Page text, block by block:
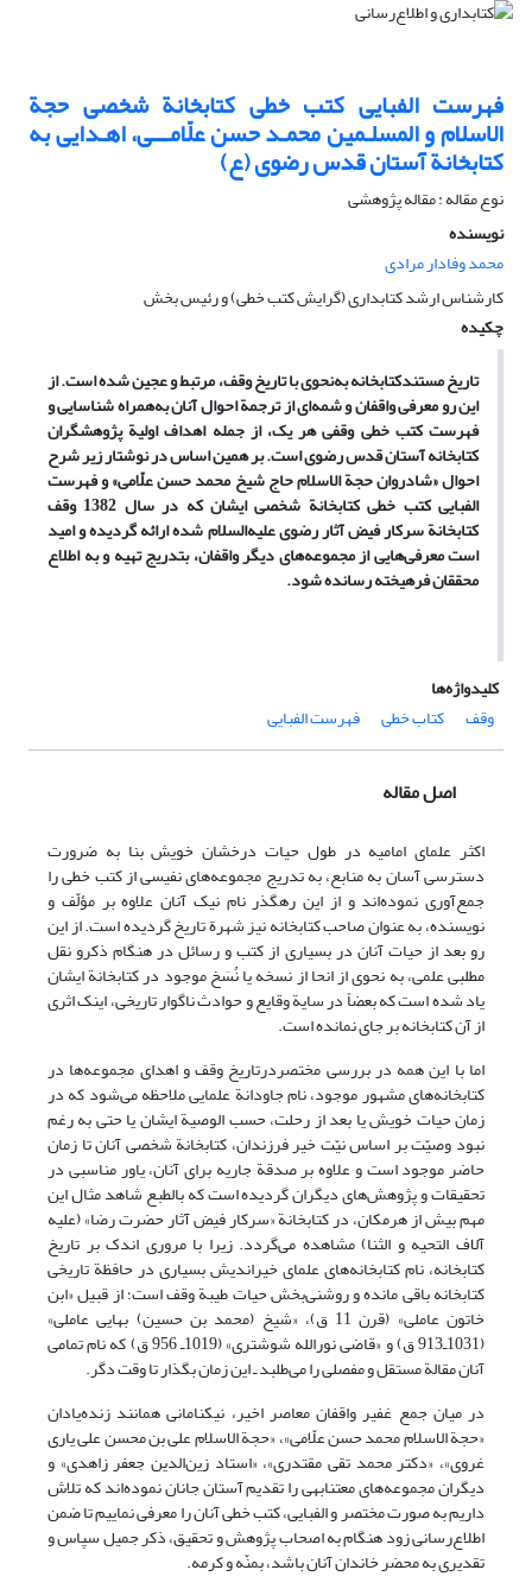
فهرست الفبایی کتب خطی کتابخانة شخصی حجة
الاسلام و المسلـمین محمـد حسن علّامـــی، اهـدایی به
کتابخانة آستان قدس رضوی (ع)
نوع مقاله : مقاله پژوهشی
نویسنده
محمد وفادار مرادی
کارشناس ارشد کتابداری (گرایش کتب خطی) و رئیس بخش
چکیده
تاریخ مستندکتابخانه به‌نحوی با تاریخ وقف، مرتبط و عجین شده است. از
این رو معرفی واقفان و شمه‌ای از ترجمة احوال آنان به‌همراه شناسایی و
فهرست کتب خطی وقفی هر یک، از جمله اهداف اولیة پژوهشگران
کتابخانه آستان قدس رضوی است. بر همین اساس در نوشتار زیر شرح
احوال «شادروانحجةالاسلام حاج شیخ محمد حسن علّامی» و فهرست
الفبایی کتب خطی کتابخانة‌ شخصی ایشان که در سال 1382 وقف
کتابخانة سرکار فیض آثار رضوی علیه‌السلام شده ارائه گردیده و امید
است معرفی‌هایی از مجموعه‌های دیگر واقفان، بتدریج تهیه و به اطلاع
محققان فرهیخته رسانده شود.
کلیدواژه‌ها
وقف
کتاب خطی فهرست الفبایی
اصل مقاله
اکثر علمای امامیه در طول حیات درخشان خویش بنا به ضرورت
دسترسی آسان به منابع، به تدریج مجموعه‌های نفیسی از کتب خطی را
جمع‌آوری نموده‌اند و از این رهگذر نام نیک آنان علاوه بر مؤلّف و
نویسنده، به عنوان صاحب کتابخانه نیز شهرة تاریخ گردیده است. از این
رو بعد از حیات آنان در بسیاری از کتب و رسائل در هنگام ذکرو نقل
مطلبی علمی، به نحوی از انحا از نسخه یا نُسَخ موجود در کتابخانة ایشان
یاد شده است که بعضاً در سایة وقایع و حوادث ناگوار تاریخی، اینک اثری
از آن کتابخانه بر جای نمانده است.
اما با این همه در بررسی مختصردرتاریخ وقف و اهدای مجموعه‌ها در
کتابخانه‌های مشهور موجود، نام جاودانة علمایی ملاحظه می‌شود که در
زمان حیات خویش یا بعد از رحلت، حسب الوصیة ایشان یا حتی به رغم
نبود وصیّت بر اساس نیّت خیر فرزندان، کتابخانة شخصی آنان تا زمان
حاضر موجود است و علاوه بر صدقة جاریه برای آنان، یاور مناسبی در
تحقیقات و پژوهش‌های دیگران گردیده است که بالطبع شاهد مثال این
مهم بیش از هرمکان، در کتابخانة «سرکار فیض آثار حضرت رضا» (علیه
آلاف التحیه و الثنا) مشاهده می‌گردد. زیرا با مروری اندک بر تاریخ
کتابخانه، نام کتابخانه‌های علمای خیر‌اندیش بسیاری در حافظة تاریخی
کتابخانه باقی مانده و روشنی‌بخش حیات طیبة وقف است؛ از قبیل «ابن
خاتون عاملی» (قرن 11 ق)، «شیخ (محمد بن حسین) بهایی عاملی»
(1031ـ913 ق) و «قاضی نورالله شوشتری» (1019ـ 956 ق) که نام تمامی
آنان مقالة مستقل و مفصلی را می‌طلبد ـ این زمان بگذار تا وقت دگر.
در میان جمع غفیر واقفان معاصر اخیر، نیکنامانی همانند زنده‌یادان
«حجة الاسلام محمد حسن علّامی»، «حجة الاسلام علی بن محسن علی یاری
غروی»، «دکتر محمد تقی مقتدری»، «استاد زین‌الدین جعفر زاهدی» و
دیگران مجموعه‌های معتنابهی را تقدیم آستان جانان نموده‌اند که تلاش
داریم به صورت مختصر و الفبایی، کتب خطی آنان را معرفی نماییم تا ضمن
اطلاع‌رسانی زود هنگام به اصحاب پژوهش و تحقیق، ذکر جمیل سپاس و
تقدیری به محضر خاندان آنان باشد، بمنّه و کرمه.